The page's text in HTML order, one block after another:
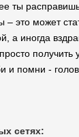
ты
– это может
а иногда
получить
и помни -
сетях: